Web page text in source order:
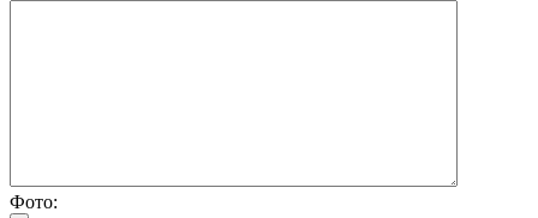
Фото: